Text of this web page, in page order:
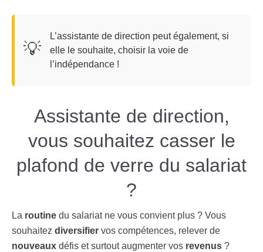
💡
L’assistante de direction peut également, si
elle le souhaite, choisir la voie de
l’indépendance !
Assistante de direction,
vous souhaitez casser le
plafond de verre du salariat
?
La routine du salariat ne vous convient plus ? Vous
souhaitez diversifier vos compétences, relever de
nouveaux défis et surtout augmenter vos revenus ?